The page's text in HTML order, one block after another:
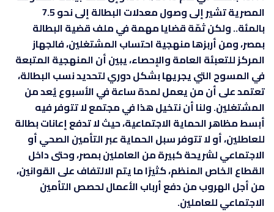
المصرية تشير إلى وصول معدلات البطالة إلى نحو 7.5
بالمئة.. ولكن ثمّة قضايا مهمة في ملف قضية البطالة
بمصر، ومن أربزها منهجية احتساب المشتغلين، فالجهاز
المركز للتعبئة العامة والإحصاء، يبين أن المنهجية المتبعة
في المسوح التي يجريها بشكل دوري لتحديد نسب البطالة،
تعتمد على أن من يعمل لمدة ساعة في الأسبوع يُعد من
المشتغلين. ولنا أن نتخيل هذا في مجتمع لا تتوفر فيه
أبسط مظاهر الحماية الاجتماعية، حيث لا تدفع إعانات بطالة
للعاطلين، أو لا تتوفر سبل الحماية عبر التأمين الصحي أو
الاجتماعي لشريحة كبيرة من العاملين بمصر، وحتى داخل
القطاع الخاص المنظم، كثيرًا ما يتم الالتفاف على القوانين،
من أجل الهروب من دفع أرباب الأعمال لحصص التأمين
الاجتماعي للعاملين.